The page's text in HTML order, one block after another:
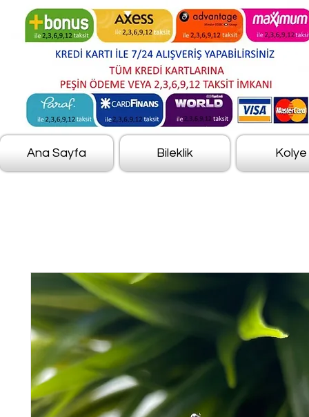
Ana Sayfa Bileklik Kolye